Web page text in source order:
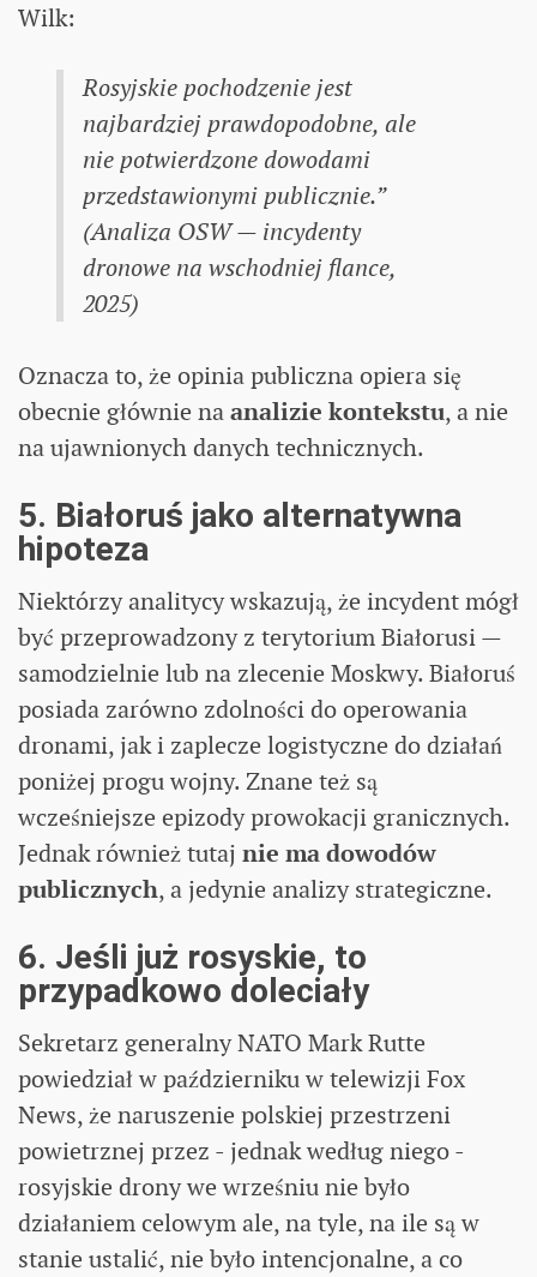
Wilk:
Rosyjskie pochodzenie jest
najbardziej prawdopodobne, ale
nie potwierdzone dowodami
przedstawionymi publicznie.”
(Analiza OSW — incydenty
dronowe na wschodniej flance,
2025)
Oznacza to, że opinia publiczna opiera się
obecnie głównie naanalizie kontekstu, a nie
na ujawnionych danych technicznych.
5. Białoruś jako alternatywna
hipoteza
Niektórzy analitycy wskazują, że incydent mógł
być przeprowadzony z terytorium Białorusi —
samodzielnie lub na zlecenie Moskwy. Białoruś
posiada zarówno zdolności do operowania
dronami, jak i zaplecze logistyczne do działań
poniżej progu wojny. Znane też są
wcześniejsze epizody prowokacji granicznych.
Jednak również tutaj nie ma dowodów
publicznych, a jedynie analizy strategiczne.
6. Jeśli już rosyskie, to
przypadkowo doleciały
Sekretarz generalny NATO Mark Rutte
powiedział w październiku w telewizji Fox
News, że naruszenie polskiej przestrzeni
powietrznej przez - jednak według niego -
rosyjskie drony we wrześniu nie było
działaniem celowym ale, na tyle, na ile są w
stanie ustalić, nie było intencjonalne, a co